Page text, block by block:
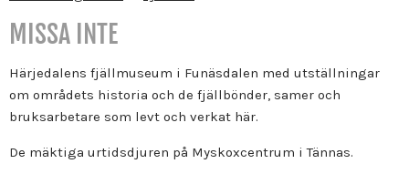
MISSA INTE
Härjedalens fjällmuseum i Funäsdalen med utställningar
om områdets historia och de fjällbönder, samer och
bruksarbetare som levt och verkat här.
De mäktiga urtidsdjuren på Myskoxcentrum i Tännas.